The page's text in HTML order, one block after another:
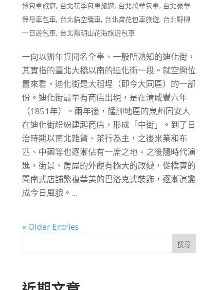
博包車旅遊, 台北花季包車旅遊, 台北萬華包車, 台北豪華
保母車包車, 台北貓空纜車, 台北賞花包車旅遊, 台北野柳
一日遊包車, 台北陽明山花海旅遊包車
一向以辦年貨聞名全臺、一般所熟知的迪化街，
其實指的臺北大橋以南的迪化街一段。就空間位
置來看，迪化街是大稻埕（即今大同區）的一部
份。迪化街最早有商店出現，是在清咸豐六年
（1851年）。兩年後，艋舺地區的泉州同安人
在迪化街紛紛建起商店，形成「中街」。到了日
治時期以南北雜貨、茶行為主，之後米業和布
匹、中藥等也逐漸佔有一席之地。之後隨時代演
進，街景、房屋的外觀有極大的改變，從樸實的
閩南式店舖繁複華美的巴洛克式裝飾，逐漸演變
成今日風貌。...
« Older Entries
搜尋